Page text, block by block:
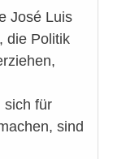
José Luis
die Politik
sich für
sind